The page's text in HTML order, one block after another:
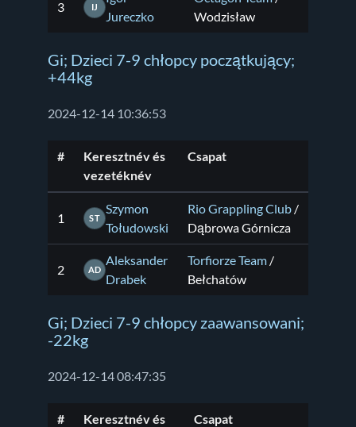
3 IJ
Jureczko
Wodzisław
Gi; Dzieci 7-9 chłopcy początkujący;
+44kg
2024-12-14 10:36:53
#
Keresztnév és
vezetéknév
Csapat
1 ST
Szymon
Tołudowski
Rio Grappling Club /
Dąbrowa Górnicza
2 AD
Aleksander
Drabek
Torfiorze Team /
Bełchatów
Gi; Dzieci 7-9 chłopcy zaawansowani;
-22kg
2024-12-14 08:47:35
#
Keresztnév és
Csapat